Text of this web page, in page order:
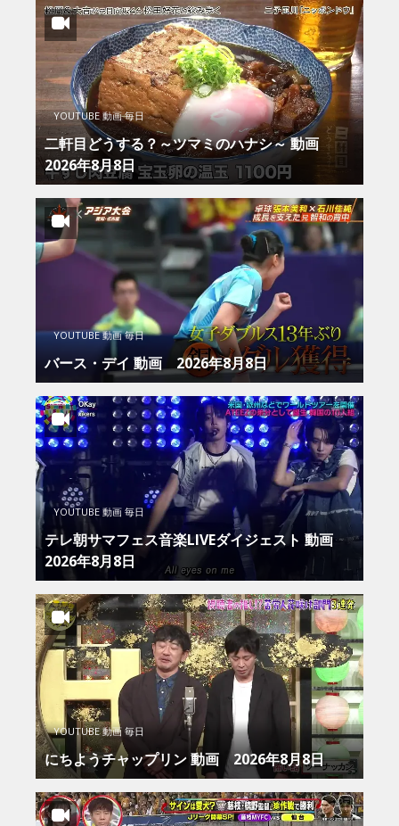
YOUTUBE 動画 毎日
二軒目どうする？～ツマミのハナシ～ 動画
2026年8月8日
YOUTUBE 動画 毎日
バース・デイ 動画 2026年8月8日
YOUTUBE 動画 毎日
テレ朝サマフェス音楽LIVEダイジェスト 動画
2026年8月8日
YOUTUBE 動画 毎日
にちようチャップリン 動画 2026年8月8日